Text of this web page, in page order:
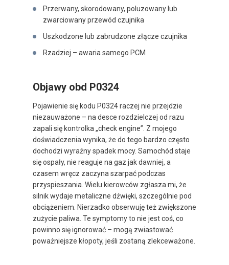
Przerwany, skorodowany, poluzowany lub
zwarciowany przewód czujnika
Uszkodzone lub zabrudzone złącze czujnika
Rzadziej – awaria samego PCM
Objawy obd P0324
Pojawienie się kodu P0324 raczej nie przejdzie
niezauważone – na desce rozdzielczej od razu
zapali się kontrolka „check engine”. Z mojego
doświadczenia wynika, że do tego bardzo często
dochodzi wyraźny spadek mocy. Samochód staje
się ospały, nie reaguje na gaz jak dawniej, a
czasem wręcz zaczyna szarpać podczas
przyspieszania. Wielu kierowców zgłasza mi, że
silnik wydaje metaliczne dźwięki, szczególnie pod
obciążeniem. Nierzadko obserwuję też zwiększone
zużycie paliwa. Te symptomy to nie jest coś, co
powinno się ignorować – mogą zwiastować
poważniejsze kłopoty, jeśli zostaną zlekceważone.